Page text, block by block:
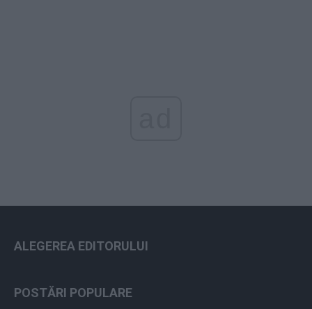
ALEGEREA EDITORULUI
POSTĂRI POPULARE